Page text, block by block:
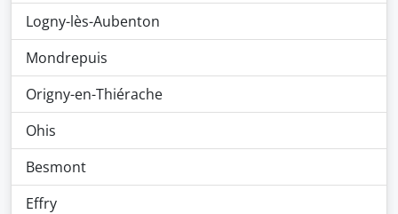
Logny-lès-Aubenton
Mondrepuis
Origny-en-Thiérache
Ohis
Besmont
Effry